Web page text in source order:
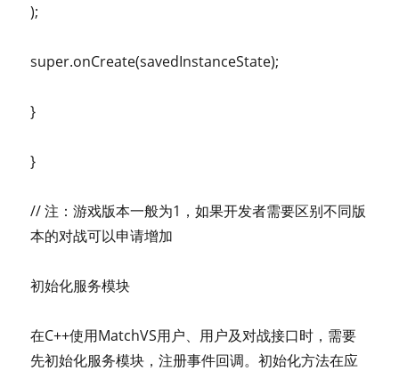
);
super.onCreate(savedInstanceState);
}
}
// 注：游戏版本一般为1，如果开发者需要区别不同版
本的对战可以申请增加
初始化服务模块
在C++使用MatchVS用户、用户及对战接口时，需要
先初始化服务模块，注册事件回调。初始化方法在应